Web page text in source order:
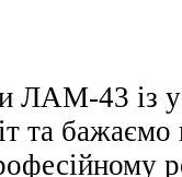
ЛАМ-43 із
та